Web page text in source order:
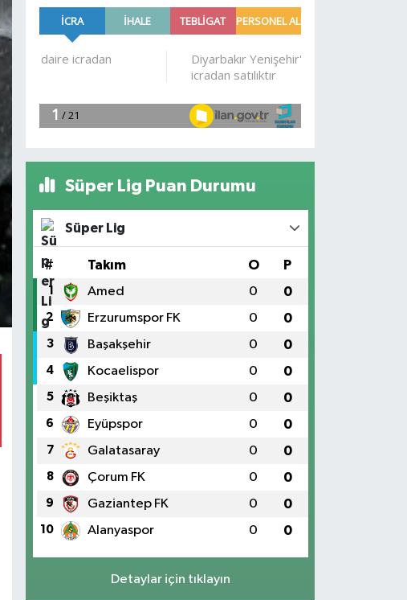
Süper Lig Puan Durumu
Süper Lig
# Takım O P
1 Amed 0 0
2 Erzurumspor FK 0 0
3 Başakşehir 0 0
4 Kocaelispor 0 0
5 Beşiktaş 0 0
6 Eyüpspor 0 0
7 Galatasaray 0 0
8 Çorum FK 0 0
9 Gaziantep FK 0 0
10 Alanyaspor 0 0
Detaylar için tıklayın